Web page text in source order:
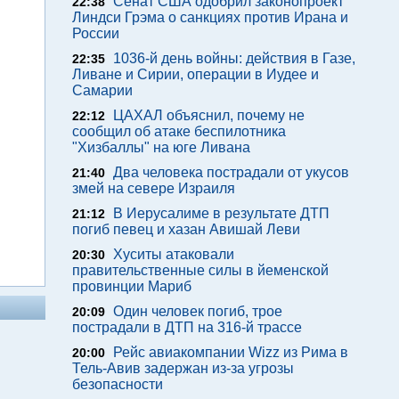
Линдси Грэма о санкциях против Ирана и
России
22:35
1036-й день войны: действия в Газе,
Ливане и Сирии, операции в Иудее и
Самарии
22:12
ЦАХАЛ объяснил, почему не
сообщил об атаке беспилотника
"Хизбаллы" на юге Ливана
21:40 Два человека пострадали от укусов
змей на севере Израиля
21:12
В Иерусалиме в результате ДТП
погиб певец и хазан Авишай Леви
20:30
Хуситы атаковали
правительственные силы в йеменской
провинции Мариб
20:09 Один человек погиб, трое
пострадали в ДТП на 316-й трассе
20:00
Рейс авиакомпании Wizz из Рима в
Тель-Авив задержан из-за угрозы
безопасности